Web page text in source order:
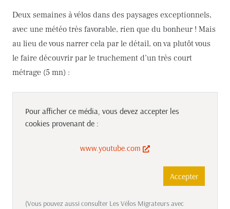
Deux semaines à vélos dans des paysages exceptionnels,
avec une météo très favorable, rien que du bonheur ! Mais
au lieu de vous narrer cela par le détail, on va plutôt vous
le faire découvrir par le truchement d’un très court
métrage (5 mn) :
Pour afficher ce média, vous devez accepter les
cookies provenant de :
www.youtube.com
Accepter
(Vous pouvez aussi consulter Les Vélos Migrateurs avec